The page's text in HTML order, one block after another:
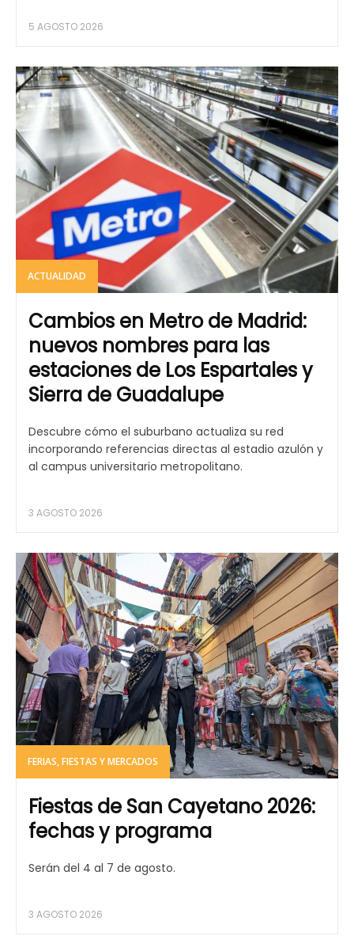
5 AGOSTO 2026
ACTUALIDAD
Cambios en Metro de Madrid:
nuevos nombres para las
estaciones de Los Espartales y
Sierra de Guadalupe
Descubre cómo el suburbano actualiza su red
incorporando referencias directas al estadio azulón y
al campus universitario metropolitano.
3 AGOSTO 2026
FERIAS, FIESTAS Y MERCADOS
Fiestas de San Cayetano 2026:
fechas y programa
Serán del 4 al 7 de agosto.
3 AGOSTO 2026